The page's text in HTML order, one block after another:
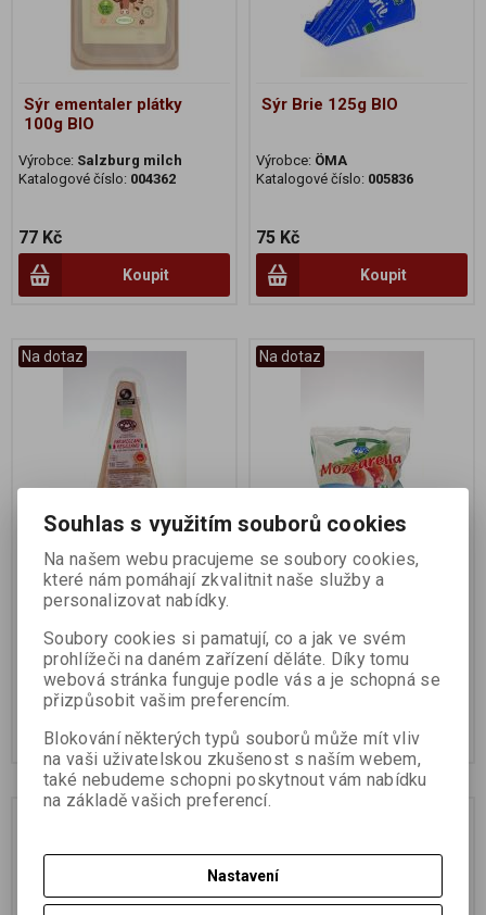
Sýr ementaler plátky
100g BIO
Výrobce: Salzburg milch
Katalogové číslo: 004362
77 Kč
Koupit
Sýr Brie 125g BIO
Výrobce: ÖMA
Katalogové číslo: 005836
75 Kč
Koupit
Na dotaz
Parmiggiano Reggiano
150 g 18M BIO
Katalogové číslo:002971
202 Kč
Koupit
Na dotaz
Mozzarella kravská 100g
BIO
Katalogové číslo:005225
45 Kč
Koupit
Souhlas s využitím souborů cookies
Na našem webu pracujeme se soubory cookies,
které nám pomáhají zkvalitnit naše služby a
personalizovat nabídky.
Soubory cookies si pamatují, co a jak ve svém
prohlížeči na daném zařízení děláte. Díky tomu
webová stránka funguje podle vás a je schopná se
přizpůsobit vašim preferencím.
Blokování některých typů souborů může mít vliv
na vaši uživatelskou zkušenost s naším webem,
také nebudeme schopni poskytnout vám nabídku
na základě vašich preferencí.
Nastavení